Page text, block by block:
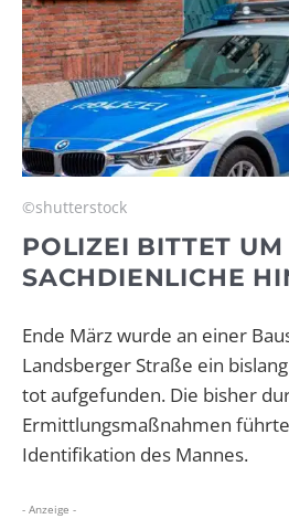
©shutterstock
POLIZEI BITTET UM
SACHDIENLICHE
Ende März wurde an einer
Landsberger Straße ein
tot aufgefunden. Die bisher
Ermittlungsmaßnahmen
Identifikation des Mannes.
- Anzeige -